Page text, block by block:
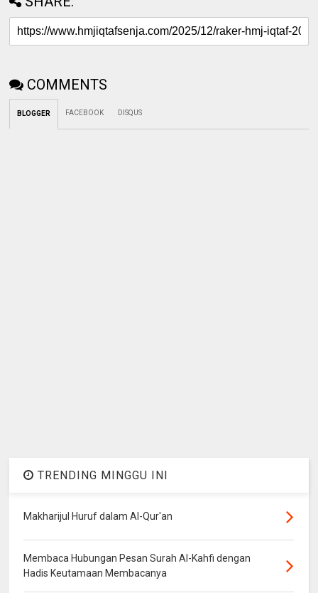
COMMENTS
BLOGGER FACEBOOK DISQUS
TRENDING MINGGU INI
Makharijul Huruf dalam Al-Qur'an
Membaca Hubungan Pesan Surah Al-Kahfi dengan
Hadis Keutamaan Membacanya